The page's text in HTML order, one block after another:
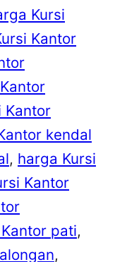
Kursi
Kantor
Kantor
kendal
, harga Kursi
Kantor
pati